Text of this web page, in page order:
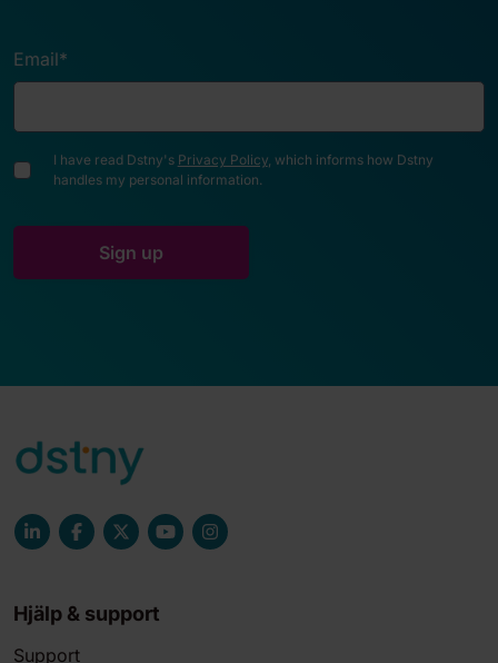
Email*
I have read Dstny's Privacy Policy, which informs how Dstny
handles my personal information.
Hjälp & support
Support